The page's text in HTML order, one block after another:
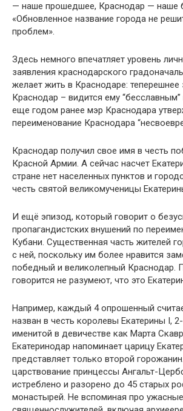
— наше прошедшее, Краснодар — наше
«Обновленное название города не
проблем».
Здесь немного впечатляет уровень
заявления краснодарского
желает жить в Краснодаре: теперешнее
Краснодар – видится ему
еще годом ранее мэр Краснодара
переименование Краснодара
Краснодар получил свое имя в честь
Красной Армии. А сейчас насчет
стране нет населенных пунктов и
честь святой великомученицы
И ещё эпизод, который говорит о
пропагандистских внушений по
Кубани. Существенная часть жителей
с ней, поскольку им более нравится
победный и великолепный Краснодар.
говорится не разумеют, что это
Например, каждый 4 опрошенный
назван в честь королевы Екатерины I,
именитой в девичестве как Марта
Екатеринодар напоминает царицу
представляет только второй
царствование принцессы Ангальт-
истреблено и разорено до 45 старых
монастырей. Не вспоминая про